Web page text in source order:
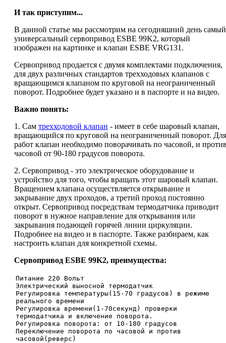
И так приступим...
В данной статье мы рассмотрим на сегодняшний день самый
универсальный сервопривод ESBE 99K2, который
изображен на картинке и клапан ESBE VRG131.
Сервопривод продается с двумя комплектами подключения,
для двух различных стандартов трехходовых клапанов с
вращающимся клапаном по круговой на неограниченный
поворот. Подробнее будет указано и в паспорте и на видео.
Важно понять:
1. Сам трехходовой клапан - имеет в себе шаровый клапан,
вращающийся по круговой на неограниченный поворот. Для
работ клапан необходимо поворачивать по часовой, и
часовой от 90-180 градусов поворота.
2. Сервопривод - это электрическое оборудование и
устройство для того, чтобы вращать этот шаровый клапан.
Вращением клапана осуществляется открывание и
закрывание двух проходов, а третий проход постоянно
открыт. Сервопривод посредствам термодатчика приводит
поворот в нужное направление для открывания или
закрывания подающей горячей линии циркуляции.
Подробнее на видео и в паспорте. Также разбираем, как
настроить клапан для конкретной схемы.
Сервопривод ESBE 99K2, преимущества:
Питание 220 Вольт
Электрический выносной термодатчик
Регулировка температуры(15-70 градусов) в режиме
реального времени
Регулировка времени(1-70секунд) проверки
термодатчика и включение поворота.
Регулировка поворота: от 10-180 градусов
Переключение поворота по часовой и против
часовой(реверс)